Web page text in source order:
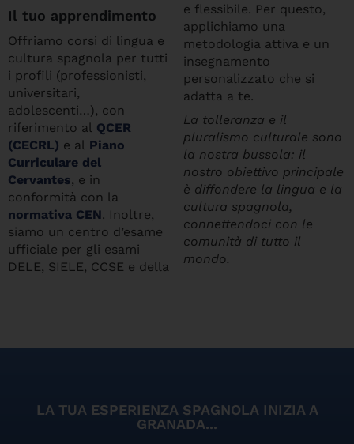
Il tuo apprendimento
Offriamo corsi di lingua e
cultura spagnola per tutti
i profili (professionisti,
universitari,
adolescenti…), con
riferimento al QCER
(CECRL) e al Piano
Curriculare del
Cervantes, e in
conformità con la
normativa CEN. Inoltre,
siamo un centro d’esame
ufficiale per gli esami
DELE, SIELE, CCSE e della
e flessibile. Per questo,
applichiamo una
metodologia attiva e un
insegnamento
personalizzato che si
adatta a te.
La tolleranza e il
pluralismo culturale sono
la nostra bussola: il
nostro obiettivo principale
è diffondere la lingua e la
cultura spagnola,
connettendoci con le
comunità di tutto il
mondo.
LA TUA ESPERIENZA SPAGNOLA INIZIA A
GRANADA...